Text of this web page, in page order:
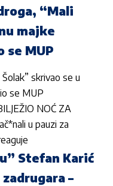
“Mali
majke
se MUP
skrivao se u
se MUP
NOĆ ZA
u pauzi za
Stefan Karić
–